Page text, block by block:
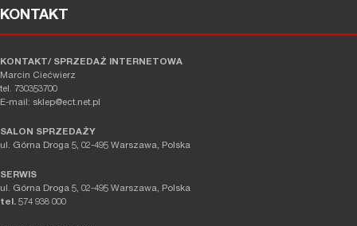
KONTAKT
KONTAKT/ SPRZEDAŻ INTERNETOWA
Marcin Ciećwierz
tel. 730353700
E-mail: sklep@ect.net.pl
SALON SPRZEDAŻY
ul. Górna Droga 5, 02-495 Warszawa, Polska
SERWIS
ul. Górna Droga 5, 02-495 Warszawa, Polska
tel. 574 938 000